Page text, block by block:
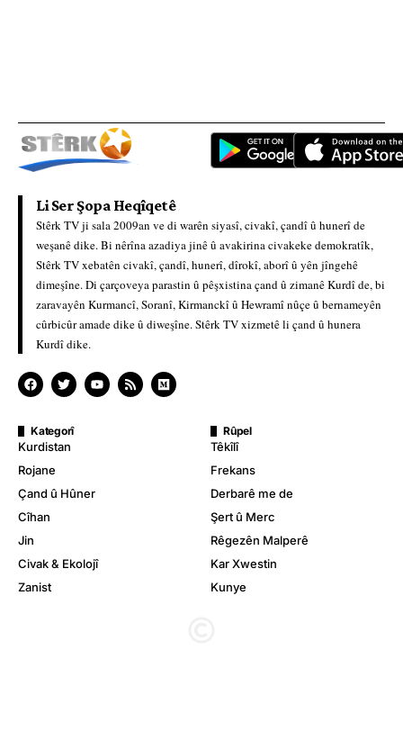
Li Ser Şopa Heqîqetê
Stêrk TV ji sala 2009an ve di warên siyasî, civakî, çandî û hunerî de
weşanê dike. Bi nêrîna azadiya jinê û avakirina civakeke demokratîk,
Stêrk TV xebatên civakî, çandî, hunerî, dîrokî, aborî û yên jîngehê
dimeşîne. Di çarçoveya parastin û pêşxistina çand û zimanê Kurdî de, bi
zaravayên Kurmancî, Soranî, Kirmanckî û Hewramî nûçe û bernameyên
cûrbicûr amade dike û diweşîne. Stêrk TV xizmetê li çand û hunera
Kurdî dike.
Kategorî
Kurdistan
Rojane
Çand û Hûner
Cîhan
Jin
Civak & Ekolojî
Zanist
Rûpel
Têkîlî
Frekans
Derbarê me de
Şert û Merc
Rêgezên Malperê
Kar Xwestin
Kunye